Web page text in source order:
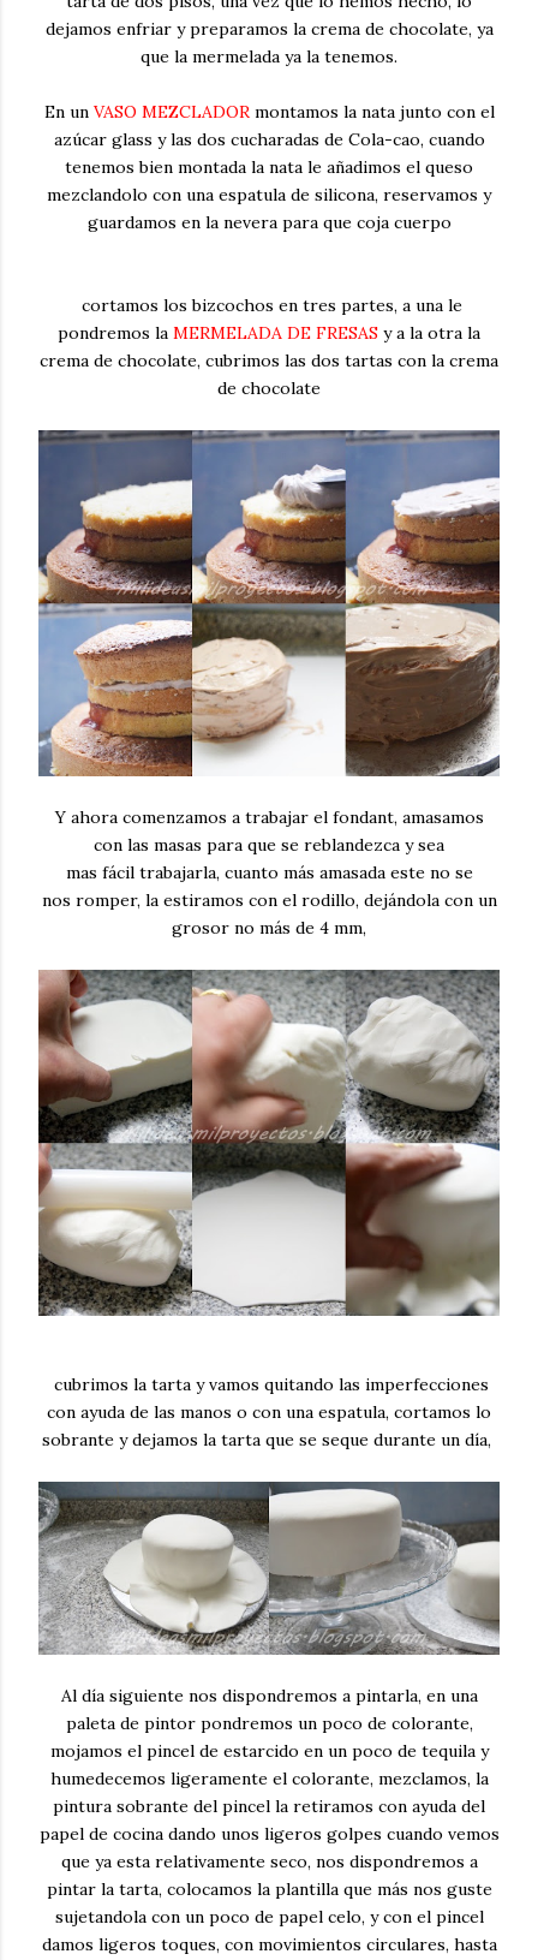
dejamos enfriar y preparamos la crema de chocolate, ya
que la mermelada ya la tenemos.
En un VASO MEZCLADORmontamos la nata junto con el
azúcar glass y las dos cucharadas de Cola-cao, cuando
tenemos bien montada la nata le añadimos el queso
mezclandolo con una espatula de silicona, reservamos y
guardamos en la nevera para que coja cuerpo
cortamos los bizcochos en tres partes, a una le
pondremos la MERMELADA DE FRESAS y a la otra la
crema de chocolate, cubrimos las dos tartas con la crema
de chocolate
Y ahora comenzamos a trabajar el fondant, amasamos
con las masas para que se reblandezca y sea
mas fácil trabajarla, cuanto más amasada este no se
nos romper, la estiramos con el rodillo, dejándola con un
grosor no más de 4 mm,
cubrimos la tarta y vamos quitando las imperfecciones
con ayuda de las manos o con una espatula, cortamos lo
sobrante y dejamos la tarta que se seque durante un día,
Al día siguiente nos dispondremos a pintarla, en una
paleta de pintor pondremos un poco de colorante,
mojamos el pincel de estarcido en un poco de tequila y
humedecemos ligeramente el colorante, mezclamos, la
pintura sobrante del pincel la retiramos con ayuda del
papel de cocina dando unos ligeros golpes cuando vemos
que ya esta relativamente seco, nos dispondremos a
pintar la tarta, colocamos la plantilla que más nos guste
sujetandola con un poco de papel celo, y con el pincel
damos ligeros toques, con movimientos circulares, hasta